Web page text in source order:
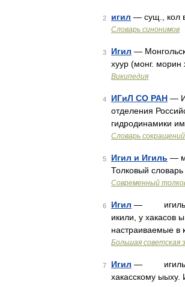
2 игил — сущ., кол
Словарь синонимов
3 Игил —
хуур (монг. морин
Википедия
4 ИГиЛ СО РАН —
отделения
гидродинамики
Словарь
5 Игил и Игиль —
Толковый
Современный
6 Игил — игиль,
икили, у хакасов
настраиваемые в
Большая советская
7 Игил — игиль,
хакасскому ыыху.